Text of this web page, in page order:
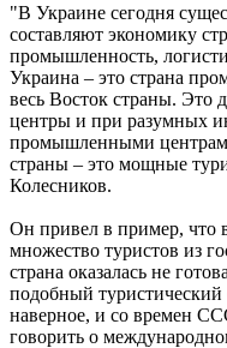
"В Украине сегодня
составляют экономику
промышленность,
Украина – это страна
весь Восток страны. Это
центры и при разумных
промышленными
страны – это мощные
Колесников.
Он привел в пример, что
множество туристов из
страна оказалась не
подобный
наверное, и со времен
говорить о